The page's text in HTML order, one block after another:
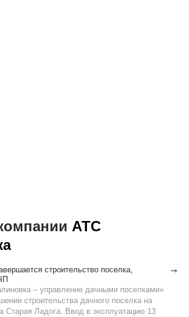
АТС
строительство поселка,
– управление дачными поселками»
строительства дачного поселка на
Старая Ладога. Ввод в эксплуатацию 13